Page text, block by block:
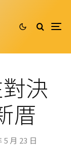
決
厝
5 月 23 日